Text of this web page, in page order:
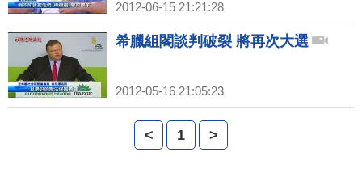
2012-06-15 21:21:28
希臘組閣談判破裂 將再次大選
2012-05-16 21:05:23
< 1 >